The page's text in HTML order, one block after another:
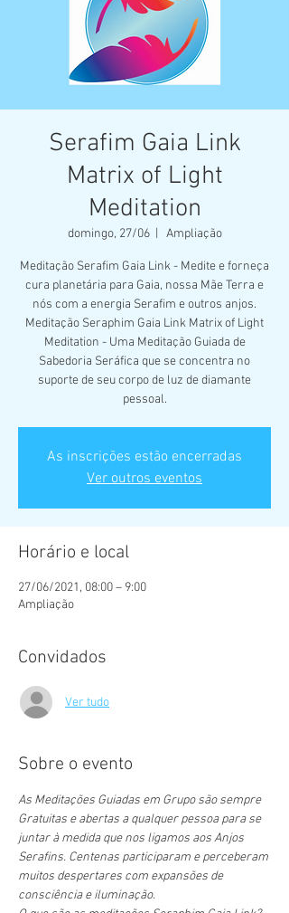
Serafim Gaia Link
Matrix of Light
Meditation
domingo, 27/06
  |
Ampliação
Meditação Serafim Gaia Link - Medite e forneça
cura planetária para Gaia, nossa Mãe Terra e
nós com a energia Serafim e outros anjos.
Meditação Seraphim Gaia Link Matrix of Light
Meditation - Uma Meditação Guiada de
Sabedoria Seráfica que se concentra no
suporte de seu corpo de luz de diamante
pessoal.
As inscrições estão encerradas
Ver outros eventos
Horário e local
27/06/2021, 08:00 – 9:00
Ampliação
Convidados
Ver tudo
Sobre o evento
As Meditações Guiadas em Grupo são sempre
Gratuitas e abertas a qualquer pessoa para se
juntar à medida que nos ligamos aos Anjos
Serafins. Centenas participaram e perceberam
muitos despertares com expansões de
consciência e iluminação.